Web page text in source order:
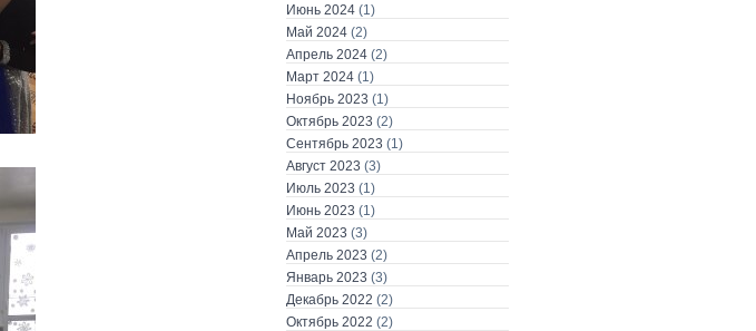
Июнь 2024 (1)
Май 2024 (2)
Апрель 2024 (2)
Март 2024 (1)
Ноябрь 2023 (1)
Октябрь 2023 (2)
Сентябрь 2023 (1)
Август 2023 (3)
Июль 2023 (1)
Июнь 2023 (1)
Май 2023 (3)
Апрель 2023 (2)
Январь 2023 (3)
Декабрь 2022 (2)
Октябрь 2022 (2)